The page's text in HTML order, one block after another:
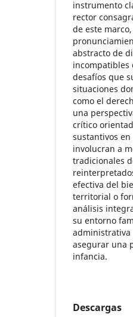
instrumento
rector
de este
abstracto de
incompatibles
desafíos que
situaciones
como el
una
crítico
sustantivos
involucran a
tradicionales
efectiva del
territorial o
análisis
su entorno
administrativa
asegurar una
infancia.
Descargas